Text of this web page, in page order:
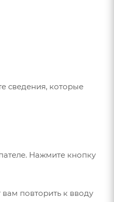
сведения, которые
Нажмите кнопку
повторить к вводу